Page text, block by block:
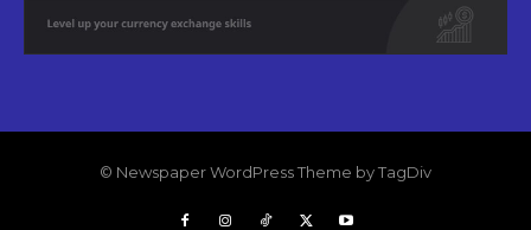
© Newspaper WordPress Theme by TagDiv